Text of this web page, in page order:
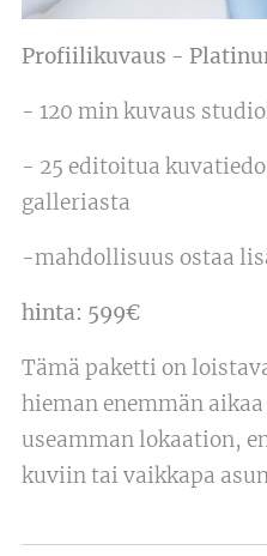
Profiilikuvaus -
- 120 min kuvaus
- 25 editoitua
galleriasta
-mahdollisuus ostaa
hinta: 599€
Tämä paketti on
hieman enemmän
useamman lokaation,
kuviin tai vaikkapa